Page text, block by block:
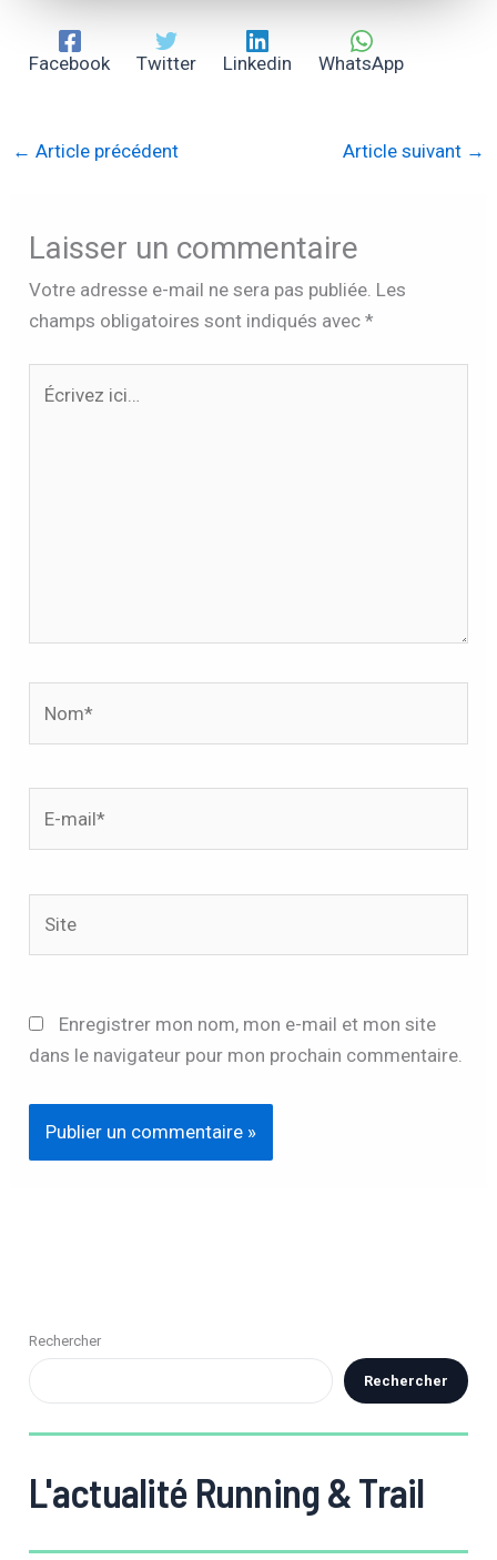
Facebook Twitter Linkedin WhatsApp
← Article précédent Article suivant →
Laisser un commentaire
Votre adresse e-mail ne sera pas publiée. Les
champs obligatoires sont indiqués avec*
Enregistrer mon nom, mon e-mail et mon site
dans le navigateur pour mon prochain commentaire.
Rechercher
Rechercher
L'actualité Running & Trail